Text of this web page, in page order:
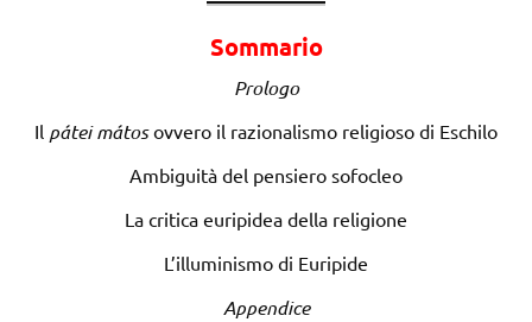
Sommario
Prologo
Il pátei mátosovvero il razionalismo religioso di Eschilo
Ambiguità del pensiero sofocleo
La critica euripidea della religione
L’illuminismo di Euripide
Appendice